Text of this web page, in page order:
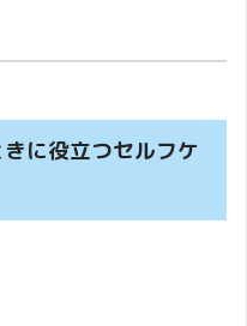
に役立つセルフケ